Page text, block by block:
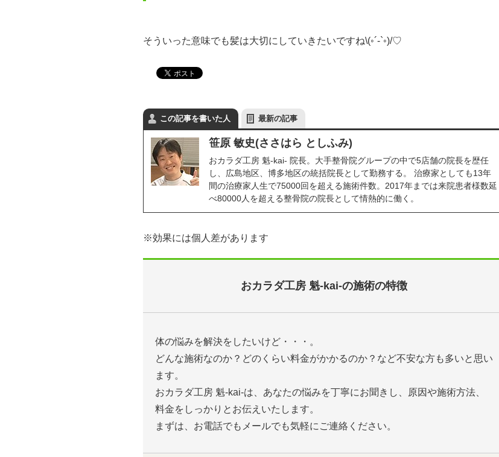
そういった意味でも髪は大切にしていきたいですね\(◦´-`◦)/♡
この記事を書いた人 最新の記事
笹原 敏史(ささはら としふみ)
おカラダ工房 魁-kai- 院長。大手整骨院グループの中で5店舗の院長を歴任
し、広島地区、博多地区の統括院長として勤務する。 治療家としても13年
間の治療家人生で75000回を超える施術件数。2017年までは来院患者様数延
べ80000人を超える整骨院の院長として情熱的に働く。
※効果には個人差があります
おカラダ工房 魁-kai-の施術の特徴
体の悩みを解決をしたいけど・・・。
どんな施術なのか？どのくらい料金がかかるのか？など不安な方も多いと思い
ます。
おカラダ工房 魁-kai-は、あなたの悩みを丁寧にお聞きし、原因や施術方法、
料金をしっかりとお伝えいたします。
まずは、お電話でもメールでも気軽にご連絡ください。